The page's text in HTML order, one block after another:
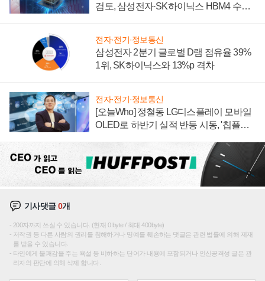
검토, 삼성전자·SK하이닉스 HBM4 수율
전자·전기·정보통신
삼성전자 2분기 글로벌 D램 점유율 39%
1위, SK하이닉스와 13%p 격차
전자·전기·정보통신
[오늘Who] 정철동 LG디스플레이 모바일
OLED로 하반기 실적 반등 시동, '칩플레
기사댓글0개
200자까지 쓰실 수 있습니다. (현재 0 byte / 최대 400byte)
저작권 등 다른 사람의 권리를 침해하거나 명예를 훼손하는 댓글은 관련 법률에 의해 제재
를 받을 수 있습니다.
타인에게 불쾌감을 주는 욕설 등 비하하는 단어가 내용에 포함되거나 인신공격성 글은 관
리자의 판단에 의해 삭제 합니다.